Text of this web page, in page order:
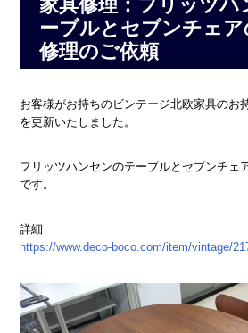
家具修理：フリッツハ
ーブルとセブンチェア
修理のご依頼
お客様がお持ちのビンテージ北欧家具のお
を更新いたしました。
フリッツハンセンのテーブルとセブンチェ
です。
詳細
https://www.deco-boco.com/item/vintage/